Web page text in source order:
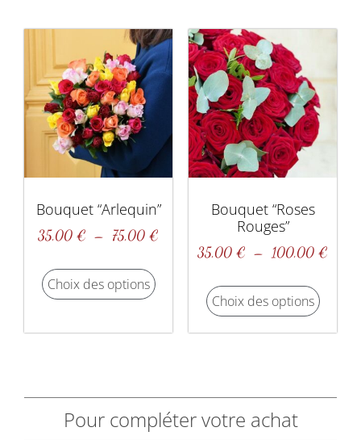
Bouquet “Arlequin”
35,00 € – 75,00 €
Choix des options
Bouquet “roses
Rouges”
35,00 € – 100,00 €
Choix des options
Pour compléter votre achat